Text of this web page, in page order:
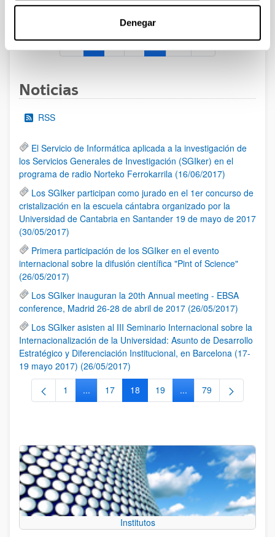
Denegar
al 30/07/2026 (ambos incluídos)
Página
1 Página
2 Página
3 ...Páginas intermedias Use TAB
Página
95
Noticias
RSS
El Servicio de Informática aplicada a la investigación de
los Servicios Generales de Investigación (SGIker) en el
programa de radio Norteko Ferrokarrila (16/06/2017)
Los SGIker participan como jurado en el 1er concurso de
cristalización en la escuela cántabra organizado por la
Universidad de Cantabria en Santander 19 de mayo de 2017
(30/05/2017)
Primera participación de los SGIker en el evento
internacional sobre la difusión científica "Pint of Science"
(26/05/2017)
Los SGIker inauguran la 20th Annual meeting - EBSA
conference, Madrid 26-28 de abril de 2017 (26/05/2017)
Los SGIker asisten al III Seminario Internacional sobre la
Internacionalización de la Universidad: Asunto de Desarrollo
Estratégico y Diferenciación Institucional, en Barcelona (17-
19 mayo 2017) (26/05/2017)
Página
1 ...Páginas intermedias Use TAB para desplazarse.
Página
17 Página
18 Página
19 ...Páginas intermedias
Página
79
Institutos